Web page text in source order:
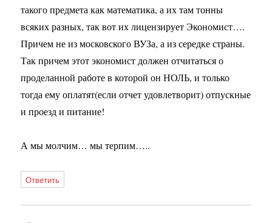
такого предмета как математика, а их там тонны
всяких разных, так вот их лицензирует Экономист….
Причем не из московского ВУЗа, а из середке страны.
Так причем этот экономист должен отчитаться о
проделанной работе в которой он НОЛЬ, и только
тогда ему оплатят(если отчет удовлетворит) отпускные
и проезд и питание!
А мы молчим… мы терпим…..
Ответить